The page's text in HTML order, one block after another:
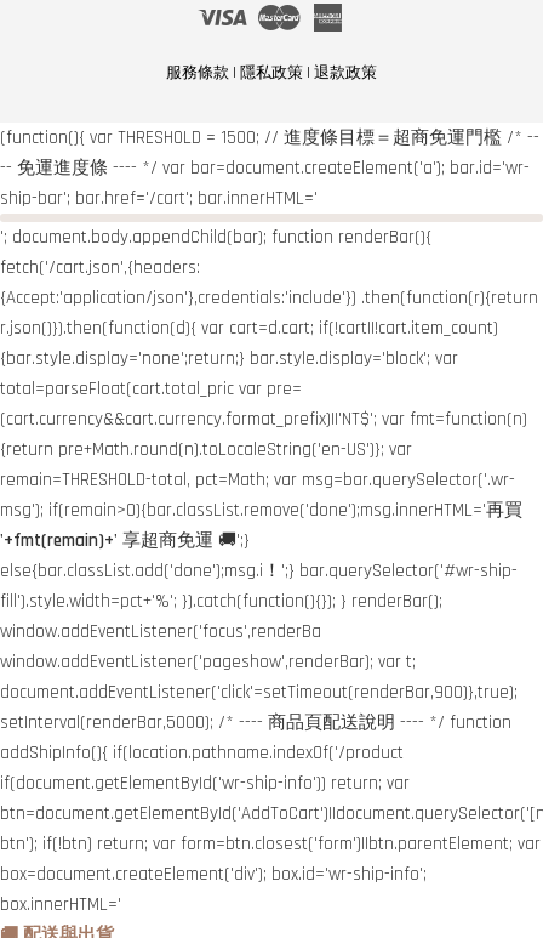
Visa Master
服務條款 | 隱私政策 | 退款政策
(function(){ var THRESHOLD = 1500; // 進度條目標＝超商免運門檻 /* --
-- 免運進度條 ---- */ var bar=document.createElement('a'); bar.id='wr-
ship-bar'; bar.href='/cart'; bar.innerHTML='
'; document.body.appendChild(bar); function renderBar(){
fetch('/cart.json',{headers:
{Accept:'application/json'},credentials:'include'}) .then(function(r){return
r.json()}).then(function(d){ var cart=d.cart; if(!cart||!cart.item_count)
{bar.style.display='none';return;} bar.style.display='block'; var
total=parseFloat(cart.total_pric var pre=
(cart.currency&&cart.currency.format_prefix)||'NT$'; var fmt=function(n)
{return pre+Math.round(n).toLocaleString('en-US')}; var
remain=THRESHOLD-total, pct=Math; var msg=bar.querySelector('.wr-
msg'); if(remain>0){bar.classList.remove('done');msg.innerHTML='再買
'+fmt(remain)+' 享超商免運 🚚';}
else{bar.classList.add('done');msg.i！';} bar.querySelector('#wr-ship-
fill').style.width=pct+'%'; }).catch(function(){}); } renderBar();
window.addEventListener('focus',renderBa
window.addEventListener('pageshow',renderBar); var t;
document.addEventListener('click'=setTimeout(renderBar,900)},true);
setInterval(renderBar,5000); /* ---- 商品頁配送說明 ---- */ function
addShipInfo(){ if(location.pathname.indexOf('/product
if(document.getElementById('wr-ship-info')) return; var
btn'); if(!btn) return; var form=btn.closest('form')||btn.parentElement; var
box=document.createElement('div'); box.id='wr-ship-info';
box.innerHTML='